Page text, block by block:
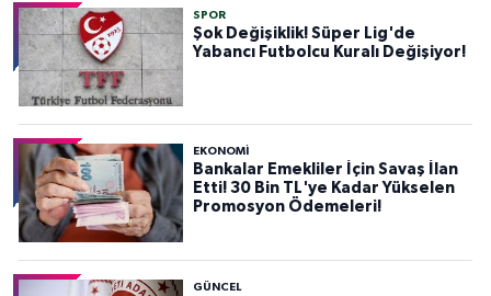
SPOR
Şok Değişiklik! Süper Lig'de
Yabancı Futbolcu Kuralı Değişiyor!
EKONOMİ
Bankalar Emekliler İçin Savaş İlan
Etti! 30 Bin TL'ye Kadar Yükselen
Promosyon Ödemeleri!
GÜNCEL